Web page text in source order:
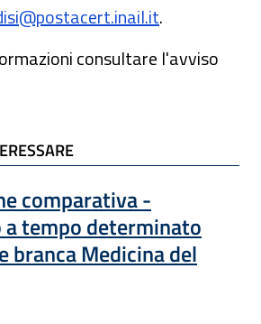
.
consultare l'avviso
comparativa -
a tempo determinato
branca Medicina del